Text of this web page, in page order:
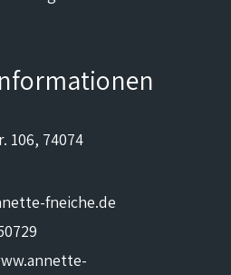
106, 74074
fneiche.de